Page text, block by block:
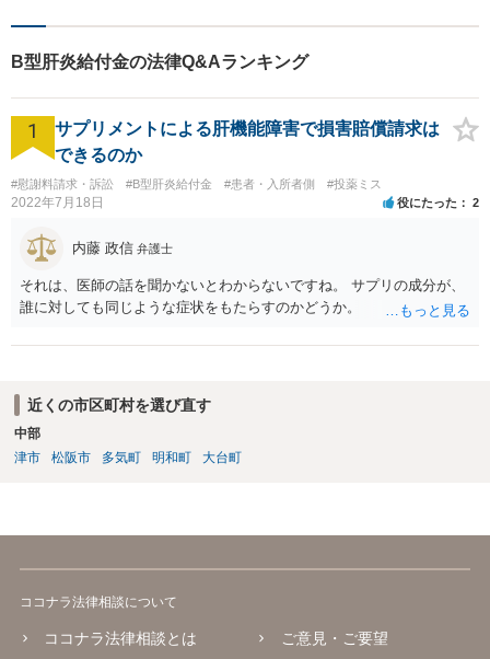
します。お困りごとは、お気
軽にご相談ください。
B型肝炎給付金の法律Q&Aランキング
1
サプリメントによる肝機能障害で損害賠償請求は
できるのか
#慰謝料請求・訴訟 #B型肝炎給付金 #患者・入所者側 #投薬ミス
2022年7月18日 役にたった 2
内藤 政信 弁護士
それは、医師の話を聞かないとわからないですね。 サプリの成分が、
誰に対しても同じような症状をもたらすのかどうか。
近くの市区町村を選び直す
中部
津市
松阪市 多気町 明和町 大台町
ココナラ法律相談について
ココナラ法律相談とは
ご意見・ご要望